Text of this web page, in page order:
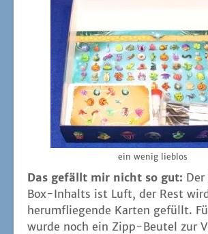
ein wenig lieblos
Das gefällt mir nicht so gut:
Box-Inhalts ist Luft, der Rest
her­um­flie­gen­de Kar­ten gefüllt.
wur­de noch ein Zipp-Beu­tel zur